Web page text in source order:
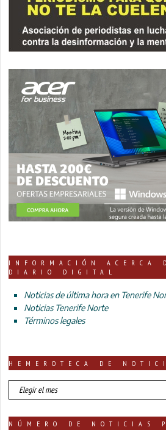
INFORMACIÓN ACERCA
DIARIO DIGITAL
Noticias de última hora en Tenerife
Noticias Tenerife Norte
Términos legales
HEMEROTECA DE
HEMEROTECA
DE
NÚMERO DE NOTICIAS